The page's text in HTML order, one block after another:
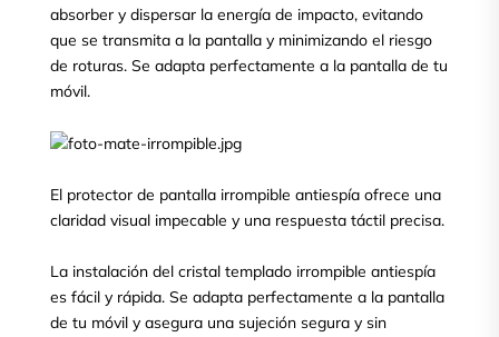
absorber y dispersar la energía de impacto, evitando
que se transmita a la pantalla y minimizando el riesgo
de roturas. Se adapta perfectamente a la pantalla de tu
móvil.
El protector de pantalla irrompible antiespía ofrece una
claridad visual impecable y una respuesta táctil precisa.
La instalación del cristal templado irrompible antiespía
es fácil y rápida. Se adapta perfectamente a la pantalla
de tu móvil y asegura una sujeción segura y sin